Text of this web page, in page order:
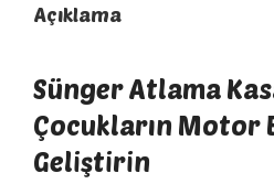
Açıklama
Sünger Atlama
Çocukların Motor
Geliştirin